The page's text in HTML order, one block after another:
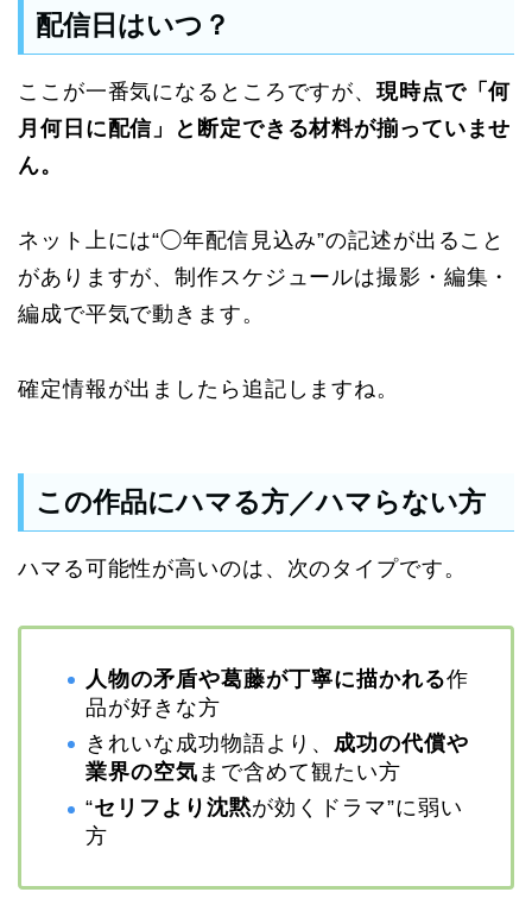
配信日はいつ？
ここが一番気になるところですが、現時点で「何
月何日に配信」と断定できる材料が揃っていませ
ん。
ネット上には“◯年配信見込み”の記述が出ること
がありますが、制作スケジュールは撮影・編集・
編成で平気で動きます。
確定情報が出ましたら追記しますね。
この作品にハマる方／ハマらない方
ハマる可能性が高いのは、次のタイプです。
人物の矛盾や葛藤が丁寧に描かれる作
品が好きな方
きれいな成功物語より、 成功の代償や
業界の空気 まで含めて観たい方
“セリフより沈黙が効くドラマ”に弱い
方